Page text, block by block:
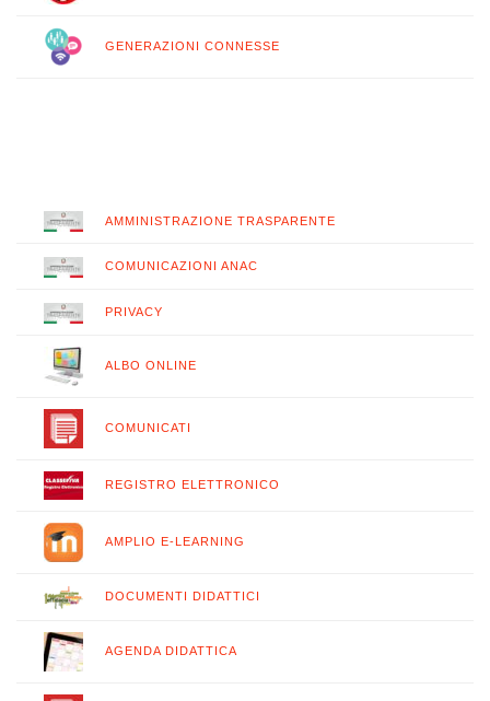
GENERAZIONI CONNESSE
AMMINISTRAZIONE TRASPARENTE
COMUNICAZIONI ANAC
PRIVACY
ALBO ONLINE
COMUNICATI
REGISTRO ELETTRONICO
AMPLIO E-LEARNING
DOCUMENTI DIDATTICI
AGENDA DIDATTICA